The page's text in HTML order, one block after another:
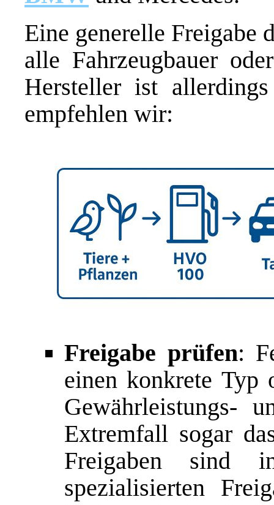
Eine generelle Freigabe
alle Fahrzeugbauer
Hersteller ist
empfehlen wir:
Freigabe prüfen:
einen konkrete Typ
Gewährleistungs-
Extremfall sogar
Freigaben sind
spezialisierten